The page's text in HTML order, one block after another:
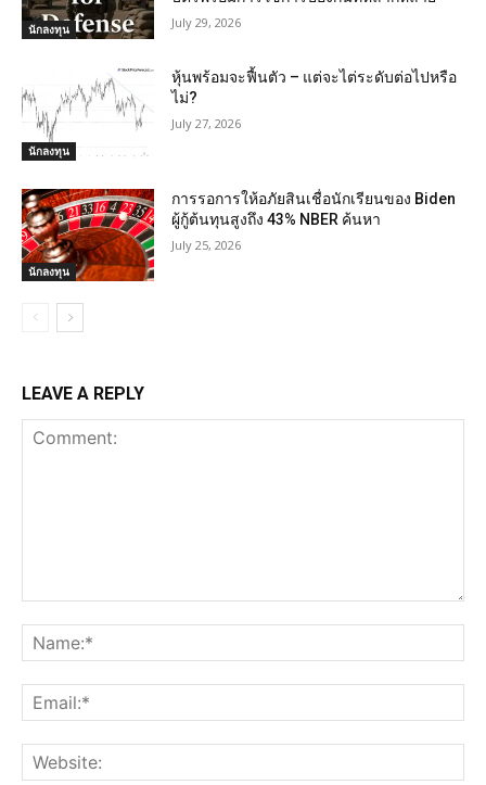
นักลงทุน July 29, 2026
นักลงทุน
หุ้นพร้อมจะฟื้นตัว – แต่จะไต่ระดับต่อไปหรือ
ไม่?
July 27, 2026
นักลงทุน
การรอการให้อภัยสินเชื่อนักเรียนของ Biden
ผู้กู้ต้นทุนสูงถึง 43% NBER ค้นหา
July 25, 2026
LEAVE A REPLY